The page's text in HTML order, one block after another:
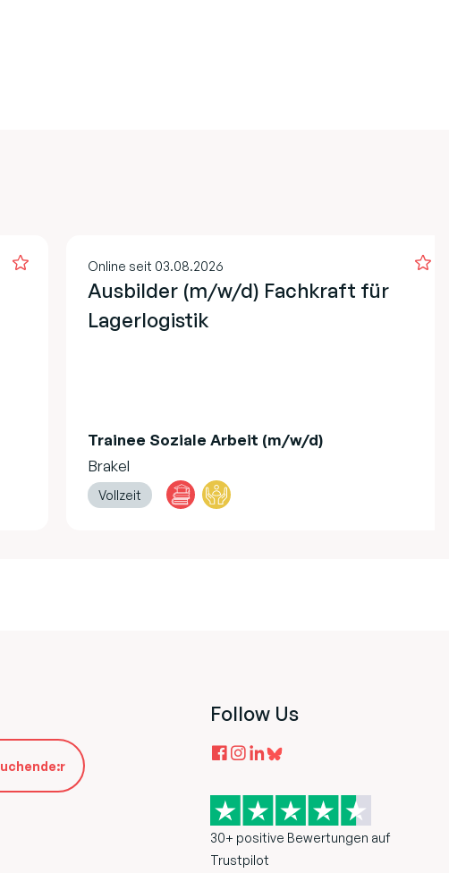
Online seit 03.08.2026
Ausbilder (m/w/d) Fachkraft für
Lagerlogistik
Trainee Soziale Arbeit (m/w/d)
Brakel
Vollzeit
Follow Us
30+ positive Bewertungen auf
Trustpilot